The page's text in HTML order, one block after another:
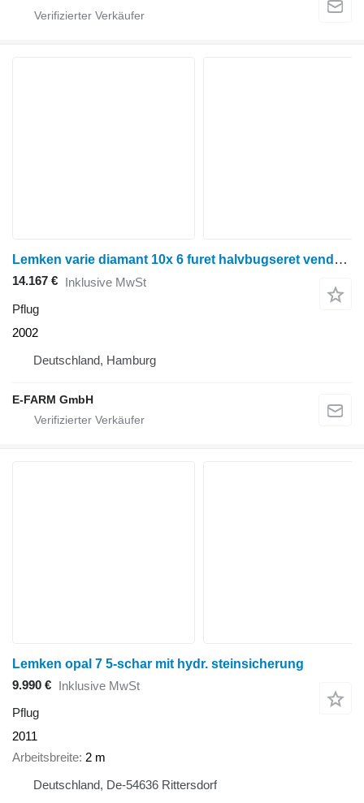
Lemken varie diamant 10x 6 furet halvbugseret vendeplov
14.167 € Inklusive MwSt
Pflug
2002
Deutschland, Hamburg
E-FARM GmbH
Lemken opal 7 5-schar mit hydr. steinsicherung
9.990 € Inklusive MwSt
Pflug
2011
Arbeitsbreite 2 m
Deutschland, De-54636 Rittersdorf